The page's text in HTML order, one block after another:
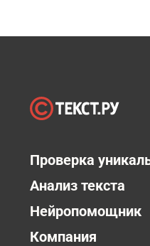
Проверка
Анализ текста
Нейропомощник
Компания